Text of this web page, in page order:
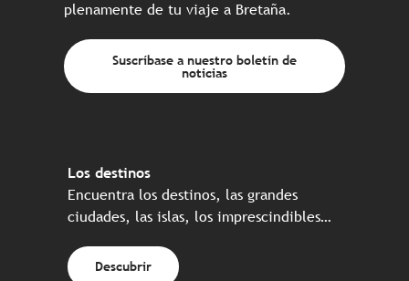
plenamente de tu viaje a Bretaña.
Suscríbase a nuestro boletín de
noticias
Los destinos
Encuentra los destinos, las grandes
ciudades, las islas, los imprescindibles…
Descubrir